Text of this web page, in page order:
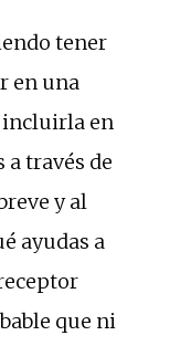
tener
en una
incluirla en
a través de
y al
ayudas a
que ni